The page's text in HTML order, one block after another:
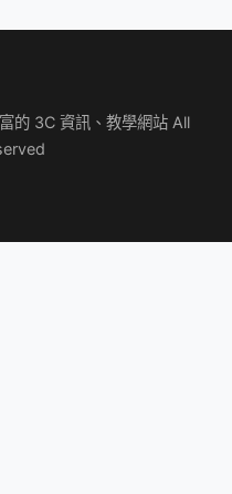
的 3C 資訊、教學網站 All